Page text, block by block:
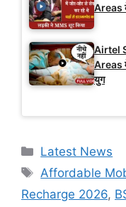
Areas
Airtel
Areas
युग
Categories
Latest News
Tags
Affordable
Recharge 2026,